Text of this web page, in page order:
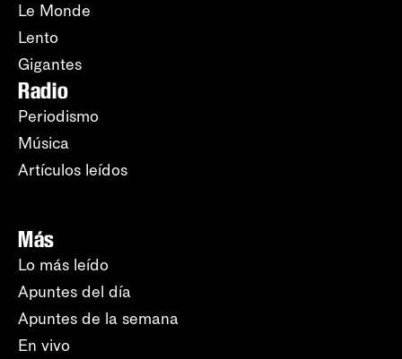
Le Monde
Lento
Gigantes
Radio
Periodismo
Música
Artículos leídos
Más
Lo más leído
Apuntes del día
Apuntes de la semana
En vivo